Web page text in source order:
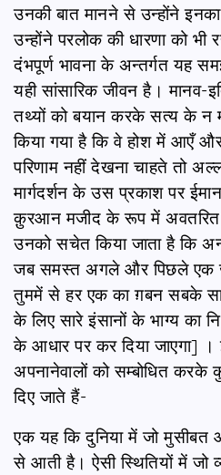
उनकी बात मानने से उन्होंने
उन्होंने परलोक की धारणा को भी
दंभपूर्ण भावना के अन्तर्गत यह
यही सांसारिक जीवन है। मानव-
तथ्यों को बयान करके सत्य के न
किया गया है कि वे होश में आएँ
परिणाम नहीं देखना चाहते तो
मार्गदर्शन के उस प्रकाश पर
क़ुरआन मजीद के रूप में
उनको सचेत किया जाता है कि
जब समस्त अगले और पिछले एक
तुममें से हर एक का ग़बन सबके
के लिए सारे इंसानों के भाग्य का
के आधार पर कर दिया जाएगा] ।
अपनानेवालों को सम्बोधित करके
दिए जाते हैं-
एक यह कि दुनिया में जो मुसीबत
से आती है। ऐसी स्थितियों में जो